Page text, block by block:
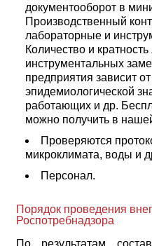
документооборот в
Производственный
лабораторные и
Количество и
инструментальных
предприятия зависит
эпидемиологической
работающих и др.
можно получить в
Проверяются
микроклимата, воды и
Персонал.
Порядок проведения
Роспотребнадзора
По результатам